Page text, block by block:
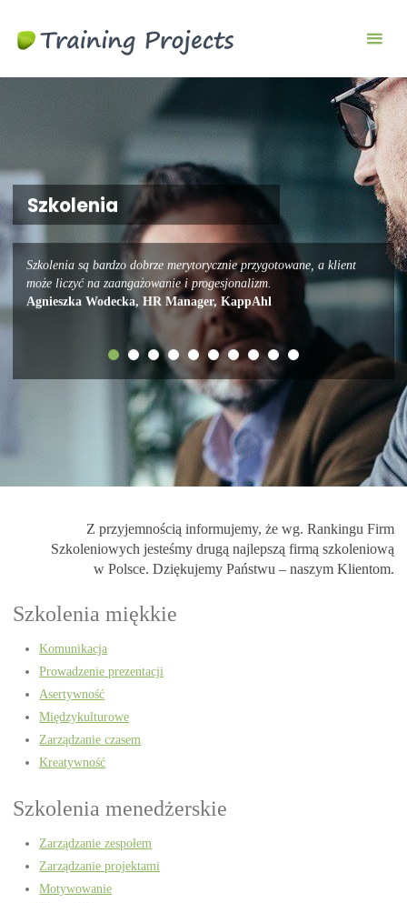
Szkolenia
Szkolenia są bardzo dobrze merytorycznie przygotowane, a klient
może liczyć na zaangażowanie i progesjonalizm.
Agnieszka Wodecka, HR Manager, KappAhl
Z przyjemnością informujemy, że wg. Rankingu Firm
Szkoleniowych jesteśmy drugą najlepszą firmą szkoleniową
w Polsce. Dziękujemy Państwu – naszym Klientom.
Szkolenia miękkie
Komunikacja
Prowadzenie prezentacji
Asertywność
Międzykulturowe
Zarządzanie czasem
Kreatywność
Szkolenia menedżerskie
Zarządzanie zespołem
Zarządzanie projektami
Motywowanie